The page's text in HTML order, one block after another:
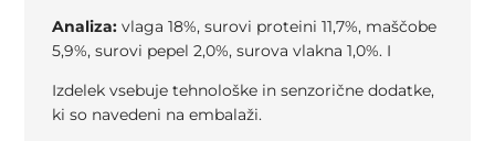
Analiza: vlaga 18%, surovi proteini 11,7%, maščobe
5,9%, surovi pepel 2,0%, surova vlakna 1,0%. I
Izdelek vsebuje tehnološke in senzorične dodatke,
ki so navedeni na embalaži.